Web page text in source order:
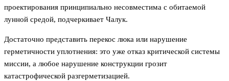
проектирования принципиально несовместима с обитаемой
лунной средой, подчеркивает Чалук.
Достаточно представить перекос люка или нарушение
герметичности уплотнения: это уже отказ критической системы
миссии, а любое нарушение конструкции грозит
катастрофической разгерметизацией.